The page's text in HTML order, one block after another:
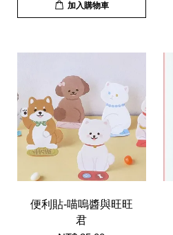
加入購物車
便利貼-喵嗚醬與旺旺
君